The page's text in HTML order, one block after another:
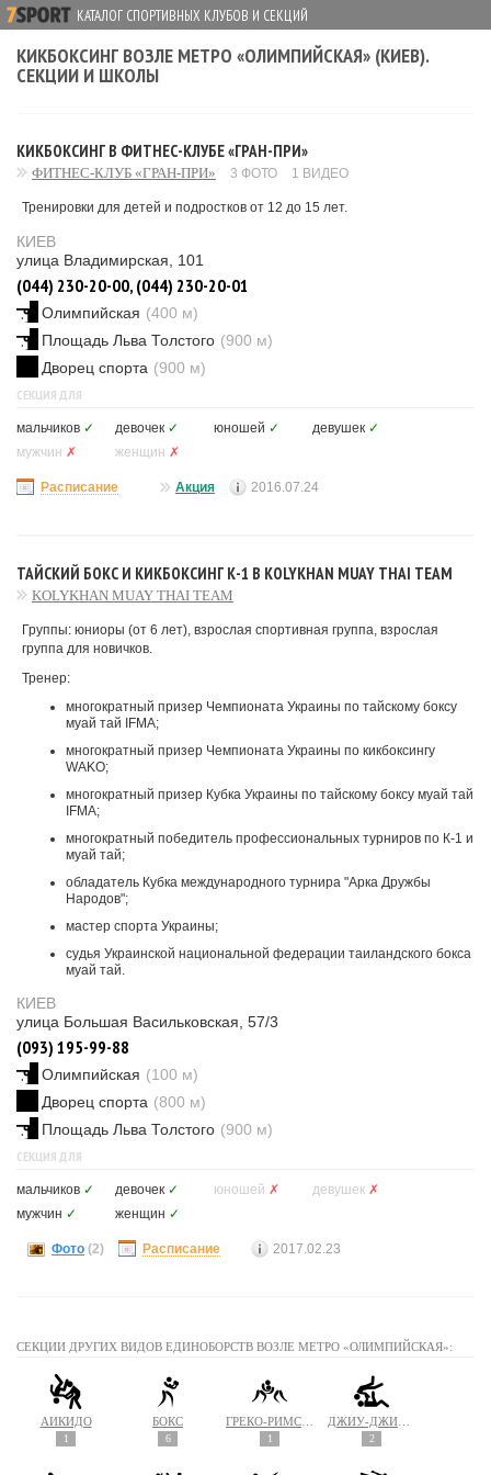
КАТАЛОГ СПОРТИВНЫХ КЛУБОВ И СЕКЦИЙ
КИКБОКСИНГ ВОЗЛЕ МЕТРО «ОЛИМПИЙСКАЯ» (КИЕВ).
СЕКЦИИ И ШКОЛЫ
КИКБОКСИНГ В ФИТНЕС-КЛУБЕ «ГРАН-ПРИ»
ФИТНЕС-КЛУБ «ГРАН-ПРИ» 3 ФОТО 1 ВИДЕО
Тренировки для детей и подростков от 12 до 15 лет.
КИЕВ
улица Владимирская, 101
(044) 230-20-00, (044) 230-20-01
Олимпийская (400 м)
Площадь Льва Толстого (900 м)
Дворец спорта (900 м)
СЕКЦИЯ ДЛЯ
мальчиков ✓ девочек ✓ юношей ✓ девушек ✓
мужчин ✗ женщин ✗
Расписание Акция 2016.07.24
ТАЙСКИЙ БОКС И КИКБОКСИНГ К-1 В KOLYKHAN MUAY THAI TEAM
KOLYKHAN MUAY THAI TEAM
Группы: юниоры (от 6 лет), взрослая спортивная группа, взрослая
группа для новичков.
Тренер:
многократный призер Чемпионата Украины по тайскому боксу
муай тай IFMA;
многократный призер Чемпионата Украины по кикбоксингу
WAKO;
многократный призер Кубка Украины по тайскому боксу муай тай
IFMA;
многократный победитель профессиональных турниров по К-1 и
муай тай;
обладатель Кубка международного турнира "Арка Дружбы
Народов";
мастер спорта Украины;
судья Украинской национальной федерации таиландского бокса
муай тай.
КИЕВ
улица Большая Васильковская, 57/3
(093) 195-99-88
Олимпийская (100 м)
Дворец спорта (800 м)
Площадь Льва Толстого (900 м)
СЕКЦИЯ ДЛЯ
мальчиков ✓ девочек ✓ юношей ✗ девушек ✗
мужчин ✓ женщин ✓
Фото (2) Расписание 2017.02.23
СЕКЦИИ ДРУГИХ ВИДОВ ЕДИНОБОРСТВ ВОЗЛЕ МЕТРО «ОЛИМПИЙСКАЯ»:
АЙКИДО
1
БОКС
6 1 2